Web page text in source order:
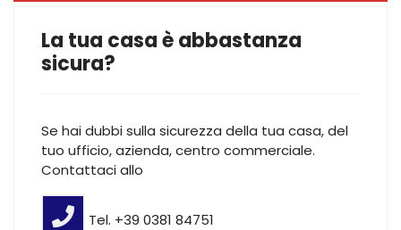
La tua casa è abbastanza
sicura?
Se hai dubbi sulla sicurezza della tua casa, del
tuo ufficio, azienda, centro commerciale.
Contattaci allo
Tel. +39 0381 84751